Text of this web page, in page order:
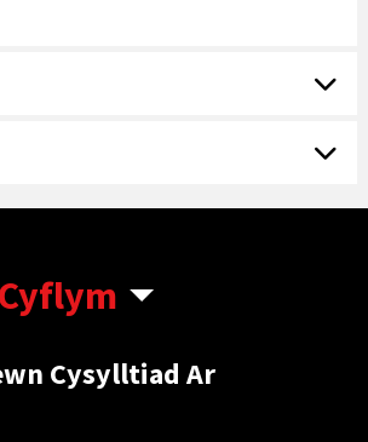
Cysylltiad Ar